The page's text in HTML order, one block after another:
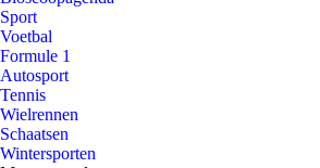
Sport
Voetbal
Formule 1
Autosport
Tennis
Wielrennen
Schaatsen
Wintersporten